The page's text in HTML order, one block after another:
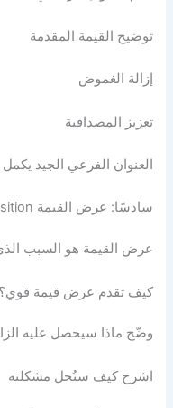
توضيح القيمة المقدمة
إزالة الغموض
تعزيز المصداقية
العنوان الفرعي الجيد
سادسًا: عرض القيمة Value Proposition بوضوح
عرض القيمة هو السبب
كيف تقدم عرض قيمة قوي؟
وضّح ماذا سيحصل عليه
اشرح كيف ستُحل مشكلته